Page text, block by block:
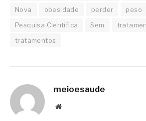
Nova
obesidade perder
peso
Pesquisa Científica
Sem
tratamentos
meioesaude
Website